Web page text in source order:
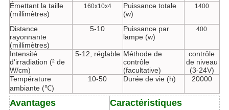
Émettant la taille
(millimètres)
160x10x4
Puissance totale
(w)
1400
Distance
rayonnante
(millimètres)
5-10
Puissance par
lampe (w)
400
Intensité
d'irradiation (² de
W/cm)
5-12, réglable Méthode de
contrôle
(facultative)
contrôle
de niveau
(3-24V)
Température
ambiante (℃)
10-50 Durée de vie (h) 20000
Avantages Caractéristiques